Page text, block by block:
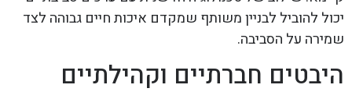
יכול להוביל לבניין משותף שמקדם איכות חיים גבוהה לצד
שמירה על הסביבה.
היבטים חברתיים וקהילתיים